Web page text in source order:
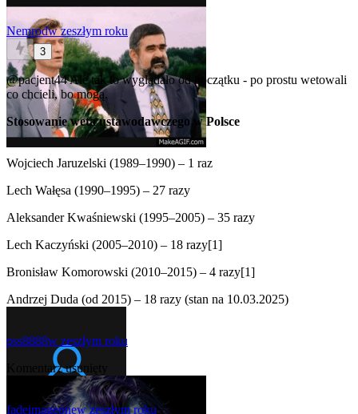
Nemrodw zeszłym roku
3
@pacjent44Ale tak to wyglądało od początku - po prostu wetowali
co chcieli, bo mogą.
Stosowanie weta ustawodawczego w Polsce
Wojciech Jaruzelski (1989–1990) – 1 raz
Lech Wałęsa (1990–1995) – 27 razy
Aleksander Kwaśniewski (1995–2005) – 35 razy
Lech Kaczyński (2005–2010) – 18 razy[1]
Bronisław Komorowski (2010–2015) – 4 razy[1]
Andrzej Duda (od 2015) – 18 razy (stan na 10.03.2025)
pss8888w zeszłym roku
Komentarz usunięty
fadeimageonew zeszłym roku